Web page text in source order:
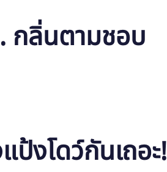
กลิ่นตามชอบ
ป้งโดว์กันเถอ